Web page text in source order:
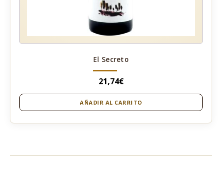
El Secreto
21,74€
AÑADIR AL CARRITO